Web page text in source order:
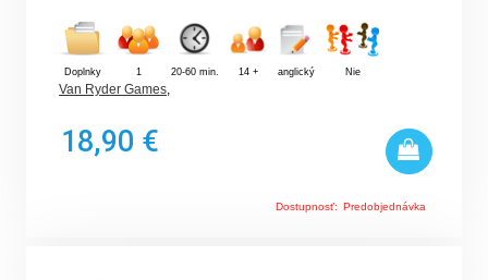
Doplnky 1 20-60 min. 14 + anglický Nie
Van Ryder Games,
18,90 €
Dostupnosť: Predobjednávka